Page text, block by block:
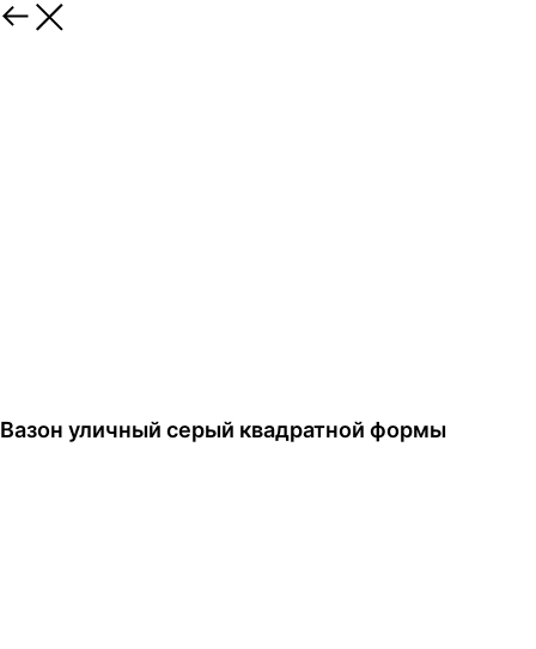
Вазон уличный серый квадратной формы